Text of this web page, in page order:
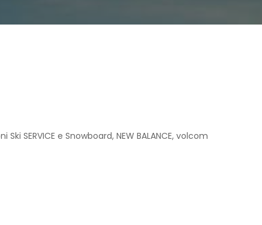
Ski SERVICE e Snowboard, NEW BALANCE, volcom